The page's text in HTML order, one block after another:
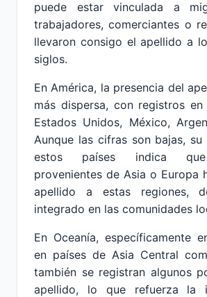
puede estar vinculada a
trabajadores, comerciantes o
llevaron consigo el apellido a
siglos.
En América, la presencia del
más dispersa, con registros
Estados Unidos, México,
Aunque las cifras son bajas, su
estos países indica que
provenientes de Asia o Europa
apellido a estas regiones,
integrado en las comunidades
En Oceanía, específicamente
en países de Asia Central
también se registran algunos
apellido, lo que refuerza la